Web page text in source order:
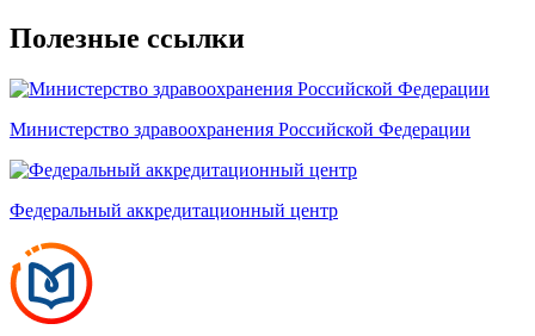
Полезные ссылки
Министерство здравоохранения Российской Федерации
Федеральный аккредитационный центр